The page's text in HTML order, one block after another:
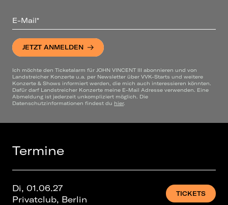
E-Mail*
JETZT ANMELDEN
Ich möchte den Ticketalarm für JOHN VINCENT III abonnieren und von
Landstreicher Konzerte u.a. per Newsletter über VVK-Starts und weitere
Konzerte & Shows informiert werden, die mich auch interessieren könnten.
Dafür darf Landstreicher Konzerte meine E-Mail Adresse verwenden. Eine
Abmeldung ist jederzeit unkompliziert möglich. Die
Datenschutzinformationen findest du hier.
Termine
Di, 01.06.27
Privatclub, Berlin
TICKETS